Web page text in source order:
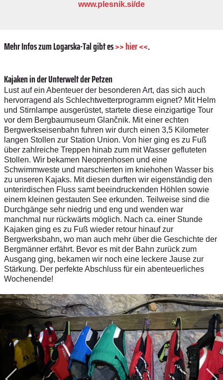
www.plesnik.si/de
Mehr Infos zum Logarska-Tal gibt es>> hier <<.
Kajaken in der Unterwelt der Petzen
Lust auf ein Abenteuer der besonderen Art, das sich auch
hervorragend als Schlechtwetterprogramm eignet? Mit Helm
und Stirnlampe ausgerüstet, startete diese einzigartige Tour
vor dem Bergbaumuseum Glančnik. Mit einer echten
Bergwerkseisenbahn fuhren wir durch einen 3,5 Kilometer
langen Stollen zur Station Union. Von hier ging es zu Fuß
über zahlreiche Treppen hinab zum mit Wasser gefluteten
Stollen. Wir bekamen Neoprenhosen und eine
Schwimmweste und marschierten im kniehohen Wasser bis
zu unseren Kajaks. Mit diesen durften wir eigenständig den
unterirdischen Fluss samt beeindruckenden Höhlen sowie
einem kleinen gestauten See erkunden. Teilweise sind die
Durchgänge sehr niedrig und eng und wenden war
manchmal nur rückwärts möglich. Nach ca. einer Stunde
Kajaken ging es zu Fuß wieder retour hinauf zur
Bergwerksbahn, wo man auch mehr über die Geschichte der
Bergmänner erfährt. Bevor es mit der Bahn zurück zum
Ausgang ging, bekamen wir noch eine leckere Jause zur
Stärkung. Der perfekte Abschluss für ein abenteuerliches
Wochenende!